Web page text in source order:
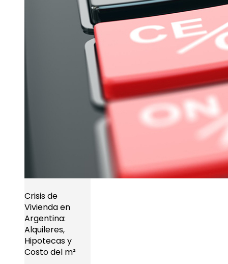
Crisis de
Vivienda en
Argentina:
Alquileres,
Hipotecas y
Costo del m²